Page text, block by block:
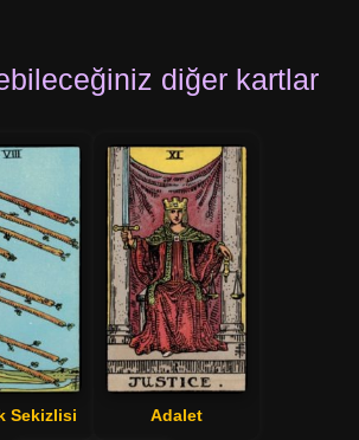
diğer kartlar
Sekizlisi Adalet